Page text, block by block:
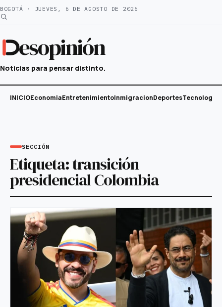
Saltar
al
BOGOTÁ · JUEVES, 6 DE AGOSTO DE 2026
esopinión
Noticias para pensar distinto.
INICIOEconomiaEntretenimientoInmigracionDeportesTecnología
SECCIÓN
Etiqueta:transición
presidencial Colombia